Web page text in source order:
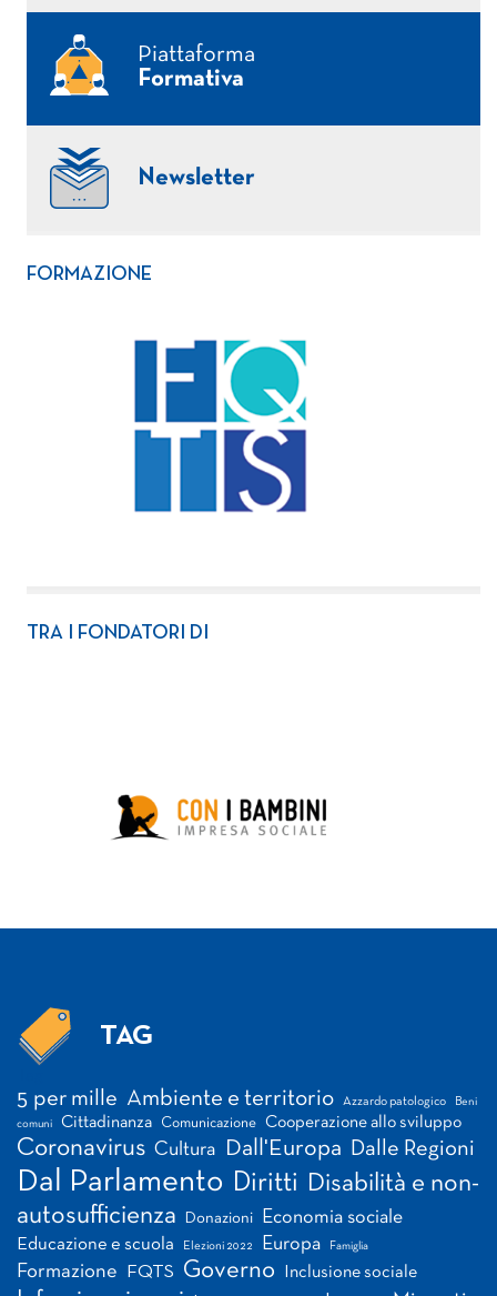
Piattaforma
Formativa
Newsletter
FORMAZIONE
TRA I FONDATORI DI
TAG
5 per mille Ambiente e territorio Azzardo patologico Beni
comuni Cittadinanza Comunicazione Cooperazione allo sviluppo
Coronavirus Cultura Dall'Europa Dalle Regioni
Dal Parlamento Diritti
Disabilità e non-
autosufficienza
Donazioni Economia sociale
Educazione e scuola Elezioni 2022 Europa Famiglia
Formazione FQTS Governo Inclusione sociale